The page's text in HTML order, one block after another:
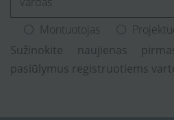
Montuotojas
Sužinokite naujienas
pasiūlymus registruotiems